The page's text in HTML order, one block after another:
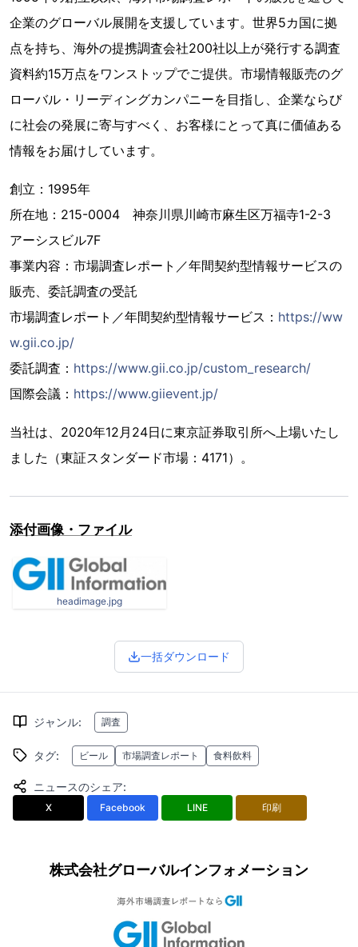
企業のグローバル展開を支援しています。世界5カ国に拠
点を持ち、海外の提携調査会社200社以上が発行する調査
資料約15万点をワンストップでご提供。市場情報販売のグ
ローバル・リーディングカンパニーを目指し、企業ならび
に社会の発展に寄与すべく、お客様にとって真に価値ある
情報をお届けしています。
創立：1995年
所在地：215-0004 神奈川県川崎市麻生区万福寺1-2-3
アーシスビル7F
事業内容：市場調査レポート／年間契約型情報サービスの
販売、委託調査の受託
市場調査レポート／年間契約型情報サービス： https://ww
w.gii.co.jp/
委託調査： https://www.gii.co.jp/custom_research/
国際会議： https://www.giievent.jp/
当社は、2020年12月24日に東京証券取引所へ上場いたし
ました（東証スタンダード市場：4171）。
添付画像・ファイル
headimage.jpg
一括ダウンロード
ジャンル: 調査
タグ: ビール 市場調査レポート 食料飲料
ニュースのシェア:
X Facebook LINE 印刷
株式会社グローバルインフォメーション